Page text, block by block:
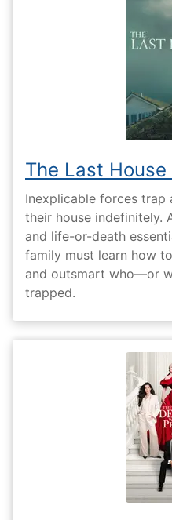
The Last
Inexplicable forces
their house indefinitely.
and life-or-death
family must learn how
and outsmart who—or
trapped.